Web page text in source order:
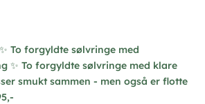
på
varesiden
To forgyldte sølvringe med